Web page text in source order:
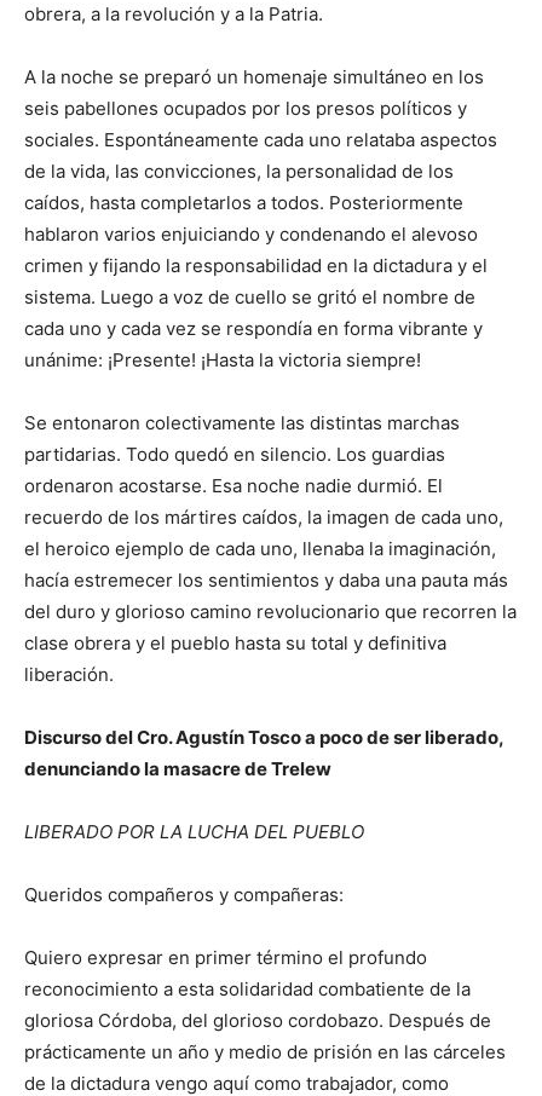
obrera, a la revolución y a la Patria.
A la noche se preparó un homenaje simultáneo en los
seis pabellones ocupados por los presos políticos y
sociales. Espontáneamente cada uno relataba aspectos
de la vida, las convicciones, la personalidad de los
caídos, hasta completarlos a todos. Posteriormente
hablaron varios enjuiciando y condenando el alevoso
crimen y fijando la responsabilidad en la dictadura y el
sistema. Luego a voz de cuello se gritó el nombre de
cada uno y cada vez se respondía en forma vibrante y
unánime: ¡Presente! ¡Hasta la victoria siempre!
Se entonaron colectivamente las distintas marchas
partidarias. Todo quedó en silencio. Los guardias
ordenaron acostarse. Esa noche nadie durmió. El
recuerdo de los mártires caídos, la imagen de cada uno,
el heroico ejemplo de cada uno, llenaba la imaginación,
hacía estremecer los sentimientos y daba una pauta más
del duro y glorioso camino revolucionario que recorren la
clase obrera y el pueblo hasta su total y definitiva
liberación.
Discurso del Cro. Agustín Tosco a poco de ser liberado,
denunciando la masacre de Trelew
LIBERADO POR LA LUCHA DEL PUEBLO
Queridos compañeros y compañeras:
Quiero expresar en primer término el profundo
reconocimiento a esta solidaridad combatiente de la
gloriosa Córdoba, del glorioso cordobazo. Después de
prácticamente un año y medio de prisión en las cárceles
de la dictadura vengo aquí como trabajador, como